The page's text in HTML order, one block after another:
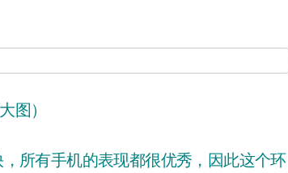
图）
所有手机的表现都很优秀，因此这个环